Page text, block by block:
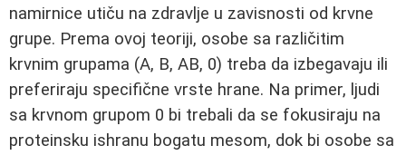
namirnice utiču na zdravlje u zavisnosti od krvne
grupe. Prema ovoj teoriji, osobe sa različitim
krvnim grupama (A, B, AB, 0) treba da izbegavaju ili
preferiraju specifične vrste hrane. Na primer, ljudi
sa krvnom grupom 0 bi trebali da se fokusiraju na
proteinsku ishranu bogatu mesom, dok bi osobe sa